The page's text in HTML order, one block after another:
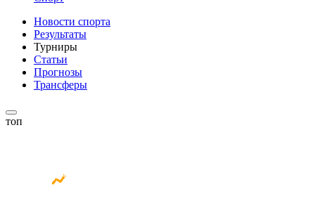
Новости спорта
Результаты
Турниры
Статьи
Прогнозы
Трансферы
топ